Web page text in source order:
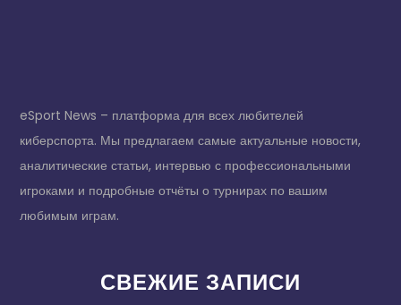
eSport News – платформа для всех любителей
киберспорта. Мы предлагаем самые актуальные новости,
аналитические статьи, интервью с профессиональными
игроками и подробные отчёты о турнирах по вашим
любимым играм.
СВЕЖИЕ ЗАПИСИ